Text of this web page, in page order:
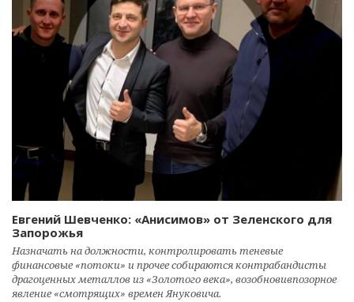
Евгений Шевченко: «Анисимов» от Зеленского для
Запорожья
Назначать на должности, контролировать теневые
финансовые «потоки» и прочее собираются контрабандисты
драгоценных металлов из «Золотого века», возобновивпозорное
явление «смотрящих» времен Януковича.